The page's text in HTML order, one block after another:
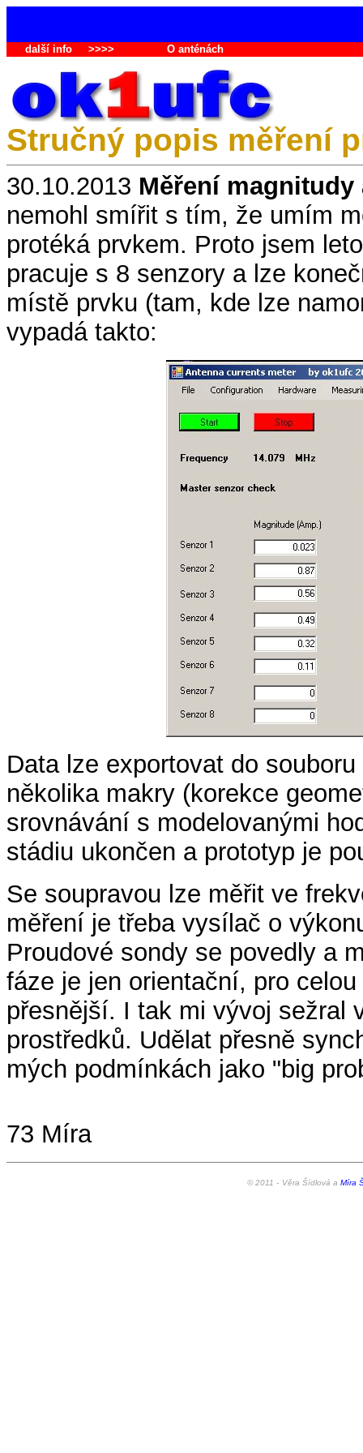
další info>>>> O anténách
Stručný popis měření
30.10.2013 Měření magnitudy
nemohl smířit s tím, že umím
protéká prvkem. Proto jsem
pracuje s 8 senzory a lze
místě prvku (tam, kde lze
vypadá takto:
Data lze exportovat do
několika makry (korekce
srovnávání s modelovanými
stádiu ukončen a prototyp je
Se soupravou lze měřit ve
měření je třeba vysílač o
Proudové sondy se povedly a
fáze je jen orientační, pro
přesnější. I tak mi vývoj
prostředků. Udělat přesně
mých podmínkách jako "big
73 Míra
© 2011 - Věra Šídlová a Míra